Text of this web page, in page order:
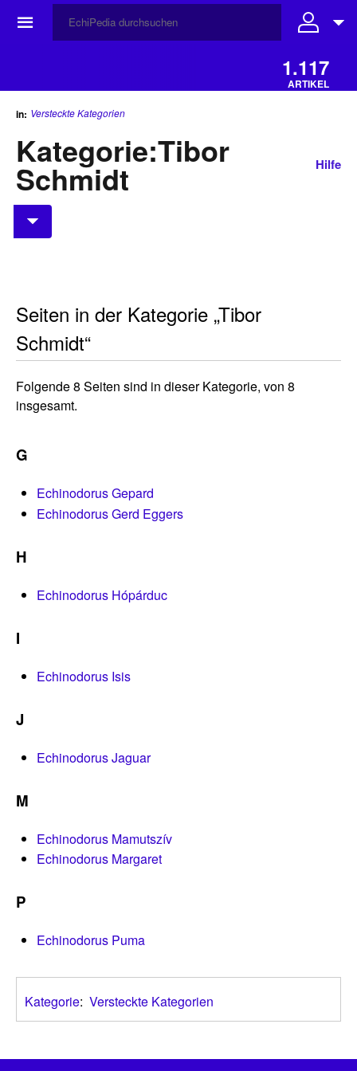
☰
1.117
ARTIKEL
in: Versteckte Kategorien
Kategorie:Tibor
Schmidt Hilfe
Seiten in der Kategorie „Tibor
Schmidt“
Folgende 8 Seiten sind in dieser Kategorie, von 8
insgesamt.
G
Echinodorus Gepard
Echinodorus Gerd Eggers
H
Echinodorus Hópárduc
I
Echinodorus Isis
J
Echinodorus Jaguar
M
Echinodorus Mamutszív
Echinodorus Margaret
P
Echinodorus Puma
Kategorie: Versteckte Kategorien